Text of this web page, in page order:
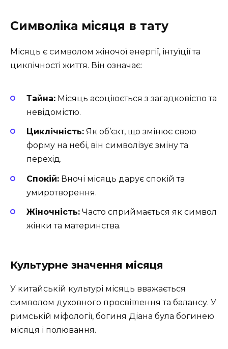
Символіка місяця в тату
Місяць є символом жіночої енергії, інтуїції та
циклічності життя. Він означає:
Тайна: Місяць асоціюється з загадковістю та
невідомістю.
Циклічність: Як об’єкт, що змінює свою
форму на небі, він символізує зміну та
перехід.
Спокій: Вночі місяць дарує спокій та
умиротворення.
Жіночність: Часто сприймається як символ
жінки та материнства.
Культурне значення місяця
У китайській культурі місяць вважається
символом духовного просвітлення та балансу. У
римській міфології, богиня Діана була богинею
місяця і полювання.